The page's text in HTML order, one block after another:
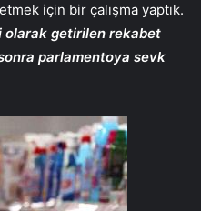
için bir çalışma yaptık.
olarak getirilen rekabet
parlamentoya sevk